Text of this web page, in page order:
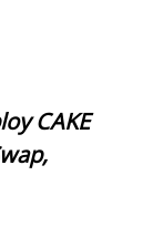
CAKE